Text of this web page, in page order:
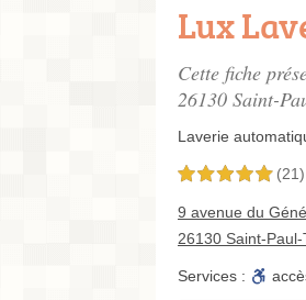
Lux
Cette fiche
26130 Saint-
Laverie
5,0 étoiles sur 5 (21)
9 avenue du
26130 Saint-
Services :